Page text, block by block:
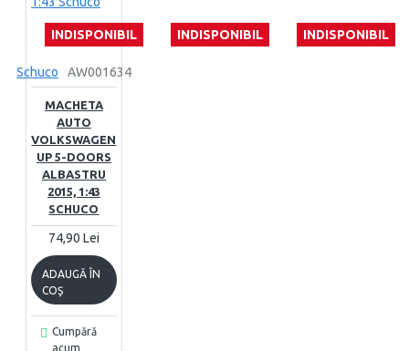
INDISPONIBIL INDISPONIBIL INDISPONIBIL
Schuco AW001634
MACHETA
AUTO
VOLKSWAGEN
UP 5-DOORS
ALBASTRU
2015, 1:43
SCHUCO
74,90 Lei
ADAUGĂ ÎN
COŞ
Cumpără
acum